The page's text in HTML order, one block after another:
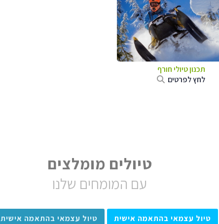
תכנון טיולי חורף
לחץ לפרטים
טיולים מומלצים
עם המומחים שלנו
טיול עצמאי בהתאמה אישית טיול עצמאי בהתאמה אישית